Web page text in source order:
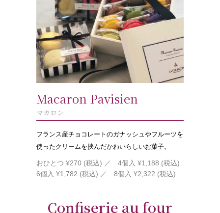
Macaron Pavisien
マカロン
フランス産チョコレートのガナッシュやフルーツを
使ったクリームを挟んだかわいらしいお菓子。
おひとつ ¥270 (税込) ／ 4個入 ¥1,188 (税込)
6個入 ¥1,782 (税込) ／ 8個入 ¥2,322 (税込)
Confiserie au four